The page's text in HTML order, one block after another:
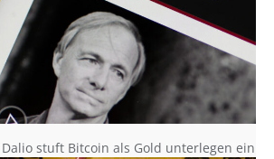
stuft Bitcoin als Gold unterlegen ein